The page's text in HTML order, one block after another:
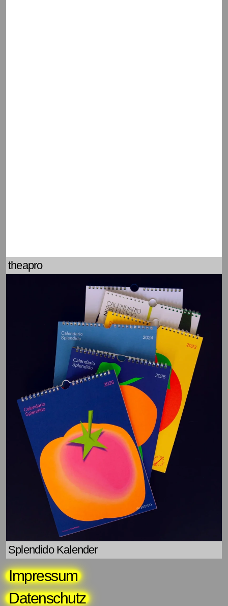
theapro
Splendido Kalender
Impressum
Datenschutz